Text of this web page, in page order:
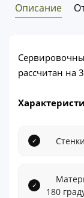
Описание
рассчитан на
180